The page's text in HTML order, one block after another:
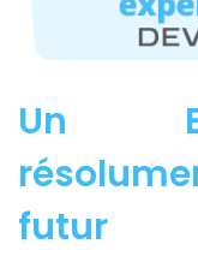
Un
futur